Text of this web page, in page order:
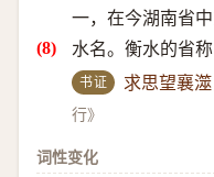
一，在今湖南省
水名。衡水的省称
书证 求思望襄
行》
词性变化